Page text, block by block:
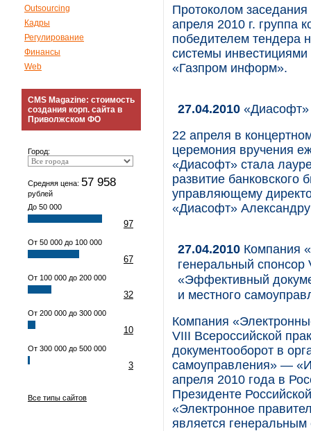
Outsourcing
Кадры
Регулирование
Финансы
Web
CMS Magazine: стоимость
создания корп. сайта в
Приволжском ФО
Город:
Средняя цена: 57 958
рублей
До 50 000
97
От 50 000 до 100 000
67
От 100 000 до 200 000
32
От 200 000 до 300 000
10
От 300 000 до 500 000
3
Все типы сайтов
Протоколом
апреля 2010 г. группа
победителем тендера
системы
«Газпром информ».
27.04.2010
22 апреля в
церемония вручения
«Диасофт» стала
развитие
управляющему
«Диасофт» Александру
27.04.2010 Компания
генеральный спонсор
«Эффективный
и местного
Компания
VIII Всероссийской
документооборот в
самоуправления» —
апреля 2010 года в
Президенте
«Электронное
является